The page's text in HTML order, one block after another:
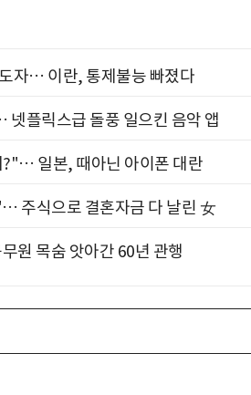
자… 이란, 통제불능 빠졌다
플릭스급 돌풍 일으킨 음악 앱
?"… 일본, 때아닌 아이폰 대란
주식으로 결혼자금 다 날린 女
원 목숨 앗아간 60년 관행